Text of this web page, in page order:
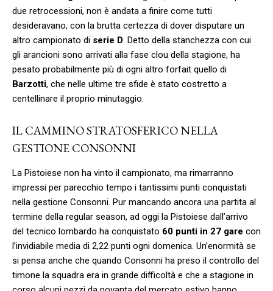
due retrocessioni, non è andata a finire come tutti
desideravano, con la brutta certezza di dover disputare un
altro campionato di serie D. Detto della stanchezza con cui
gli arancioni sono arrivati alla fase clou della stagione, ha
pesato probabilmente più di ogni altro forfait quello di
Barzotti, che nelle ultime tre sfide è stato costretto a
centellinare il proprio minutaggio.
IL CAMMINO STRATOSFERICO NELLA
GESTIONE CONSONNI
La Pistoiese non ha vinto il campionato, ma rimarranno
impressi per parecchio tempo i tantissimi punti conquistati
nella gestione Consonni. Pur mancando ancora una partita al
termine della regular season, ad oggi la Pistoiese dall’arrivo
del tecnico lombardo ha conquistato 60 punti in 27 gare con
l’invidiabile media di 2,22 punti ogni domenica. Un’enormità se
si pensa anche che quando Consonni ha preso il controllo del
timone la squadra era in grande difficoltà e che a stagione in